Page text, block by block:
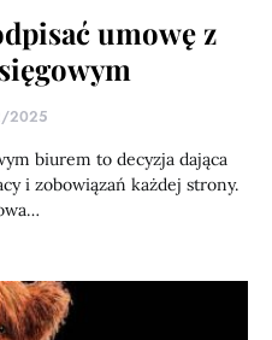
umowę z
2025
biurem to decyzja dająca
i zobowiązań każdej strony.